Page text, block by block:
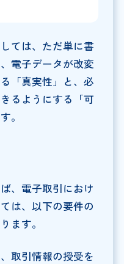
ては、ただ単に書
電子データが改変
「真実性」と、必
るようにする「可
。
、電子取引におけ
は、以下の要件の
ます。
取引情報の授受を